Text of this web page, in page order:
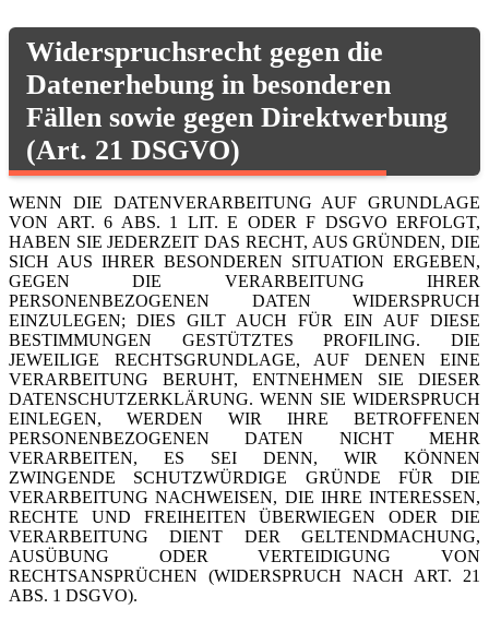
Widerspruchsrecht gegen die
Datenerhebung in besonderen
Fällen sowie gegen Direktwerbung
(Art. 21 DSGVO)
WENN DIE DATENVERARBEITUNG AUF GRUNDLAGE
VON ART. 6 ABS. 1 LIT. E ODER F DSGVO ERFOLGT,
HABEN SIE JEDERZEIT DAS RECHT, AUS GRÜNDEN, DIE
SICH AUS IHRER BESONDEREN SITUATION ERGEBEN,
GEGEN DIE VERARBEITUNG IHRER
PERSONENBEZOGENEN DATEN WIDERSPRUCH
EINZULEGEN; DIES GILT AUCH FÜR EIN AUF DIESE
BESTIMMUNGEN GESTÜTZTES PROFILING. DIE
JEWEILIGE RECHTSGRUNDLAGE, AUF DENEN EINE
VERARBEITUNG BERUHT, ENTNEHMEN SIE DIESER
DATENSCHUTZERKLÄRUNG. WENN SIE WIDERSPRUCH
EINLEGEN, WERDEN WIR IHRE BETROFFENEN
PERSONENBEZOGENEN DATEN NICHT MEHR
VERARBEITEN, ES SEI DENN, WIR KÖNNEN
ZWINGENDE SCHUTZWÜRDIGE GRÜNDE FÜR DIE
VERARBEITUNG NACHWEISEN, DIE IHRE INTERESSEN,
RECHTE UND FREIHEITEN ÜBERWIEGEN ODER DIE
VERARBEITUNG DIENT DER GELTENDMACHUNG,
AUSÜBUNG ODER VERTEIDIGUNG VON
RECHTSANSPRÜCHEN (WIDERSPRUCH NACH ART. 21
ABS. 1 DSGVO).